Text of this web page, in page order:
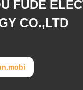
FUDE
CO.,LTD